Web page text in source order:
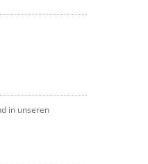
in unseren